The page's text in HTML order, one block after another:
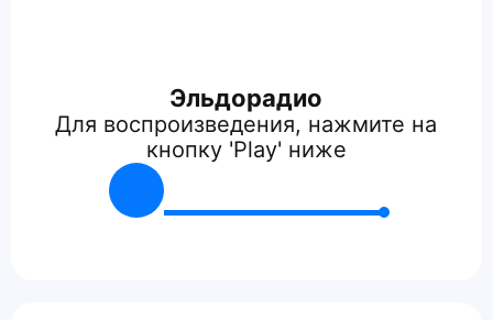
Эльдорадио
Для воспроизведения, нажмите на
кнопку 'Play' ниже